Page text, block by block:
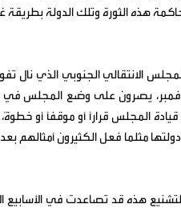
من نوفمبر 1967م في محاولة لمحاكمة هذه الثورة
الانتقالي الجنوبي الذي نال
نوفمبر، يصرون على وضع المجلس
المجلس قراراً أو موقفاً أو
دولتها مثلما فعل الكثيرون
هذه قد تصاعدت في الأسابيع